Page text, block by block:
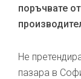
поръчвате
Не
пазара в